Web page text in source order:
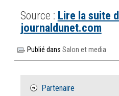
Source : Lire la suite
journaldunet.com
Publié dansSalon et media
Partenaire